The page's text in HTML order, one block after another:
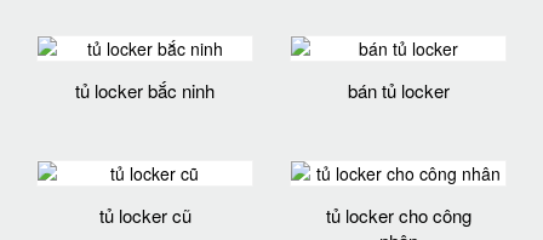
tủ locker bắc ninh bán tủ locker
tủ locker cũ
tủ locker cho công